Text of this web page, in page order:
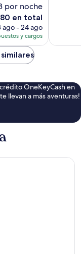
por noche
en total
ago - 24 ago
y cargos
OneKeyCash en
llevan a más aventuras!